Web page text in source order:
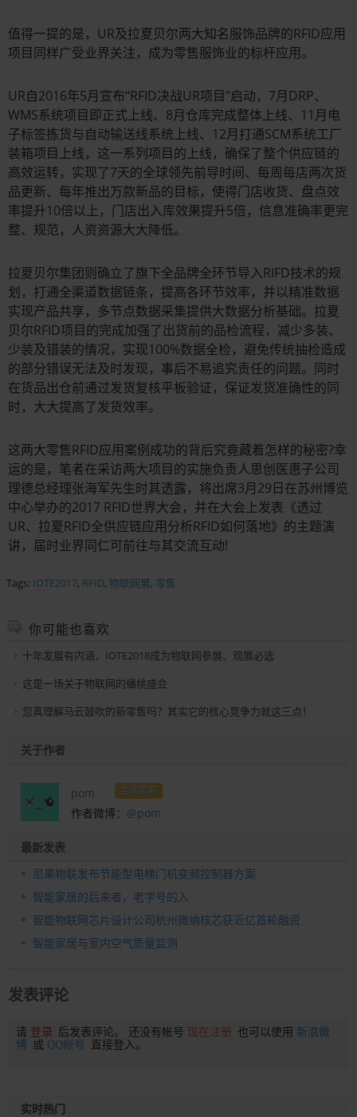
值得一提的是，UR及拉夏贝尔两大知名服饰品牌的RFID应用
项目同样广受业界关注，成为零售服饰业的标杆应用。
UR自2016年5月宣布“RFID决战UR项目”启动，7月DRP、
WMS系统项目即正式上线、8月仓库完成整体上线、11月电
子标签拣货与自动输送线系统上线、12月打通SCM系统工厂
装箱项目上线，这一系列项目的上线，确保了整个供应链的
高效运转，实现了7天的全球领先前导时间、每周每店两次货
品更新、每年推出万款新品的目标，使得门店收货、盘点效
率提升10倍以上，门店出入库效果提升5倍，信息准确率更完
整、规范，人资资源大大降低。
拉夏贝尔集团则确立了旗下全品牌全环节导入RIFD技术的规
划，打通全渠道数据链条，提高各环节效率，并以精准数据
实现产品共享，多节点数据采集提供大数据分析基础。拉夏
贝尔RFID项目的完成加强了出货前的品检流程，减少多装、
少装及错装的情况，实现100%数据全检，避免传统抽检造成
的部分错误无法及时发现，事后不易追究责任的问题。同时
在货品出仓前通过发货复核平板验证，保证发货准确性的同
时，大大提高了发货效率。
这两大零售RFID应用案例成功的背后究竟藏着怎样的秘密?幸
运的是，笔者在采访两大项目的实施负责人思创医惠子公司
理德总经理张海军先生时其透露，将出席3月29日在苏州博览
中心举办的2017 RFID世界大会，并在大会上发表《透过
UR、拉夏RFID全供应链应用分析RFID如何落地》的主题演
讲，届时业界同仁可前往与其交流互动!
Tags: IOTE2017, RFID, 物联网展, 零售
你可能也喜欢
十年发展有内涵，IOTE2018成为物联网参展、观展必选
这是一场关于物联网的蟠桃盛会
您真理解马云鼓吹的新零售吗？其实它的核心竞争力就这三点！
关于作者
pom 金牌笛客
作者微博： @pom
最新发表
尼果物联发布节能型电梯门机变频控制器方案
智能家居的后来者，老字号的入
智能物联网芯片设计公司杭州微纳核芯获近亿首轮融资
智能家居与室内空气质量监测
发表评论
请 登录 后发表评论。 还没有帐号 现在注册 也可以使用 新浪微
博 或 QQ帐号 直接登入。
实时热门